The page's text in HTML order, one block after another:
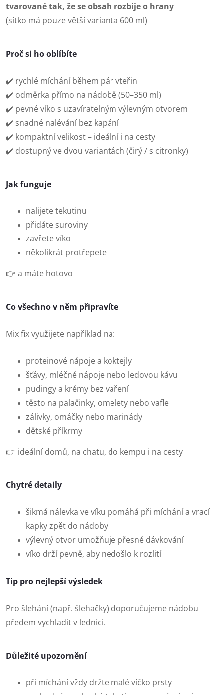
tvarované tak, že se obsah rozbije o hrany
(sítko má pouze větší varianta 600 ml)
Proč si ho oblíbíte
✔️ rychlé míchání během pár vteřin
✔️ odměrka přímo na nádobě (50–350 ml)
✔️ pevné víko s uzavíratelným výlevným otvorem
✔️ snadné nalévání bez kapání
✔️ kompaktní velikost – ideální i na cesty
✔️ dostupný ve dvou variantách (čirý / s citronky)
Jak funguje
nalijete tekutinu
přidáte suroviny
zavřete víko
několikrát protřepete
👉 a máte hotovo
Co všechno v něm připravíte
Mix fix využijete například na:
proteinové nápoje a koktejly
šťávy, mléčné nápoje nebo ledovou kávu
pudingy a krémy bez vaření
těsto na palačinky, omelety nebo vafle
zálivky, omáčky nebo marinády
dětské příkrmy
👉 ideální domů, na chatu, do kempu i na cesty
Chytré detaily
šikmá nálevka ve víku pomáhá při míchání a vrací
kapky zpět do nádoby
výlevný otvor umožňuje přesné dávkování
víko drží pevně, aby nedošlo k rozlití
Tip pro nejlepší výsledek
Pro šlehání (např. šlehačky) doporučujeme nádobu
předem vychladit v lednici.
Důležité upozornění
při míchání vždy držte malé víčko prsty